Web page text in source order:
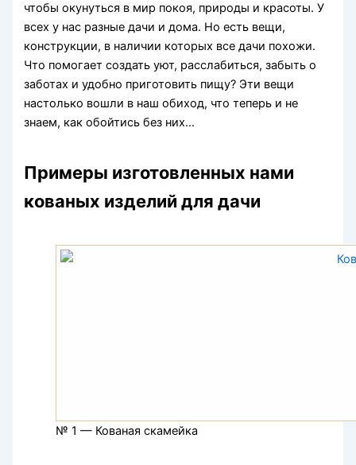
чтобы окунуться в мир покоя, природы и красоты. У
всех у нас разные дачи и дома. Но есть вещи,
конструкции, в наличии которых все дачи похожи.
Что помогает создать уют, расслабиться, забыть о
заботах и удобно приготовить пищу? Эти вещи
настолько вошли в наш обиход, что теперь и не
знаем, как обойтись без них…
Примеры изготовленных нами
кованых изделий для дачи
№ 1 — Кованая скамейка